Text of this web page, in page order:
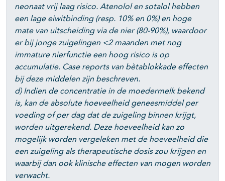
neonaat vrij laag risico. Atenolol en sotalol hebben
een lage eiwitbinding (resp. 10% en 0%) en hoge
mate van uitscheiding via de nier (80-90%), waardoor
er bij jonge zuigelingen <2 maanden met nog
immature nierfunctie een hoog risico is op
accumulatie. Case reports van bètablokkade effecten
bij deze middelen zijn beschreven.
d) Indien de concentratie in de moedermelk bekend
is, kan de absolute hoeveelheid geneesmiddel per
voeding of per dag dat de zuigeling binnen krijgt,
worden uitgerekend. Deze hoeveelheid kan zo
mogelijk worden vergeleken met de hoeveelheid die
een zuigeling als therapeutische dosis zou krijgen en
waarbij dan ook klinische effecten van mogen worden
verwacht.